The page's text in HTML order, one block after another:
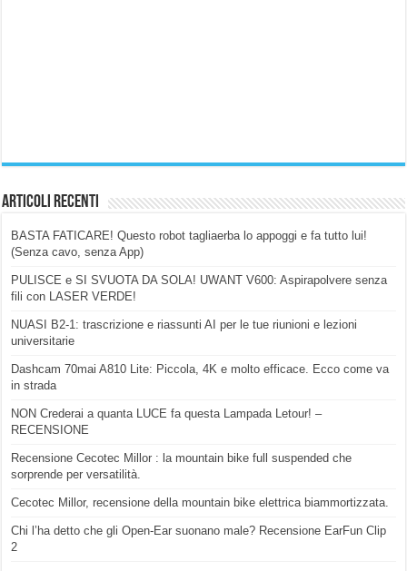
Articoli Recenti
BASTA FATICARE! Questo robot tagliaerba lo appoggi e fa tutto lui!
(Senza cavo, senza App)
PULISCE e SI SVUOTA DA SOLA! UWANT V600: Aspirapolvere senza
fili con LASER VERDE!
NUASI B2-1: trascrizione e riassunti AI per le tue riunioni e lezioni
universitarie
Dashcam 70mai A810 Lite: Piccola, 4K e molto efficace. Ecco come va
in strada
NON Crederai a quanta LUCE fa questa Lampada Letour! –
RECENSIONE
Recensione Cecotec Millor : la mountain bike full suspended che
sorprende per versatilità.
Cecotec Millor, recensione della mountain bike elettrica biammortizzata.
Chi l’ha detto che gli Open-Ear suonano male? Recensione EarFun Clip
2